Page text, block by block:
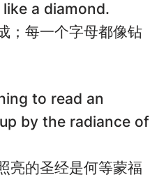
a diamond.
；每一个字母都像钻
to read an
by the radiance of
亮的圣经是何等蒙福